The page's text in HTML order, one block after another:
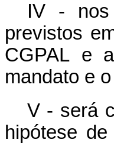
IV - nos
previstos
CGPAL e
mandato e
V - será
hipótese